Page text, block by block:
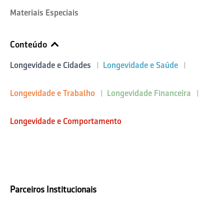
Materiais Especiais
Conteúdo
Longevidade e Cidades Longevidade e Saúde
Longevidade e Trabalho Longevidade Financeira
Longevidade e Comportamento
Parceiros Institucionais